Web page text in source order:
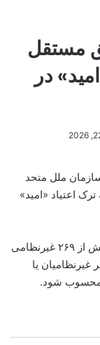
مستقل
در
ملل متحد
اعتیاد «امید»
او با اشاره به حمله ۱۶ مارچ که به گفته یوناما بیش از ۲۶۹ غیرنظامی
غیرنظامیان یا
محسوب شود.